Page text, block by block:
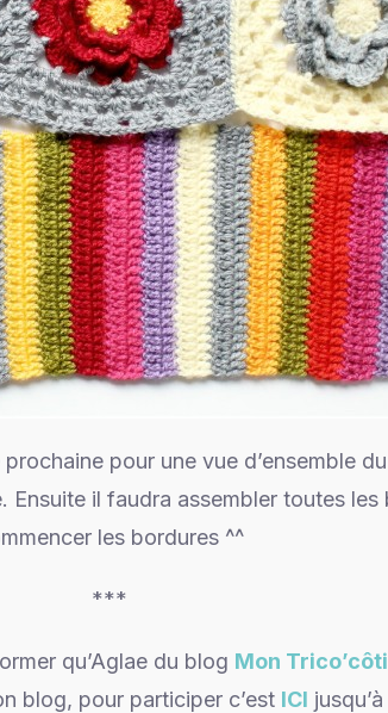
pour une vue d’ensemble
Ensuite il faudra assembler toutes les
les bordures ^^
***
qu’Aglae du blog Mon
blog, pour participer c’est ICI